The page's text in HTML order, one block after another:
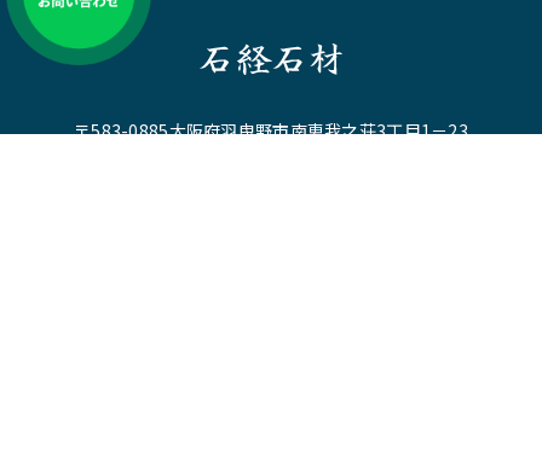
〒583-0885大阪府羽曳野市南恵我之荘3丁目1－23